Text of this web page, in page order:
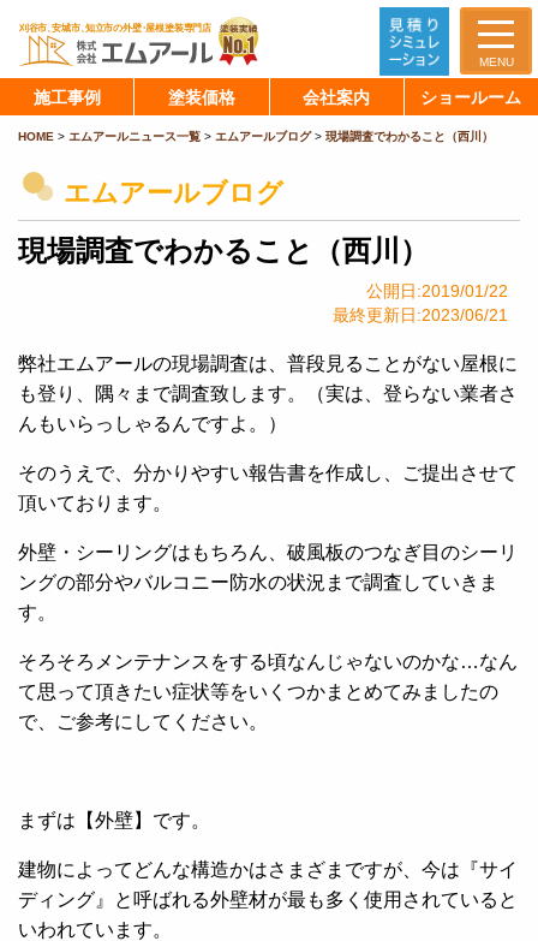
MENU
施工事例 塗装価格 会社案内 ショールーム
HOME > エムアールニュース一覧 > エムアールブログ> 現場調査でわかること（西川）
エムアールブログ
現場調査でわかること（西川）
公開日:2019/01/22
最終更新日:2023/06/21
弊社エムアールの現場調査は、普段見ることがない屋根に
も登り、隅々まで調査致します。（実は、登らない業者さ
んもいらっしゃるんですよ。）
そのうえで、分かりやすい報告書を作成し、ご提出させて
頂いております。
外壁・シーリングはもちろん、破風板のつなぎ目のシーリ
ングの部分やバルコニー防水の状況まで調査していきま
す。
そろそろメンテナンスをする頃なんじゃないのかな…なん
て思って頂きたい症状等をいくつかまとめてみましたの
で、ご参考にしてください。
まずは【外壁】です。
建物によってどんな構造かはさまざまですが、今は『サイ
ディング』と呼ばれる外壁材が最も多く使用されていると
いわれています。